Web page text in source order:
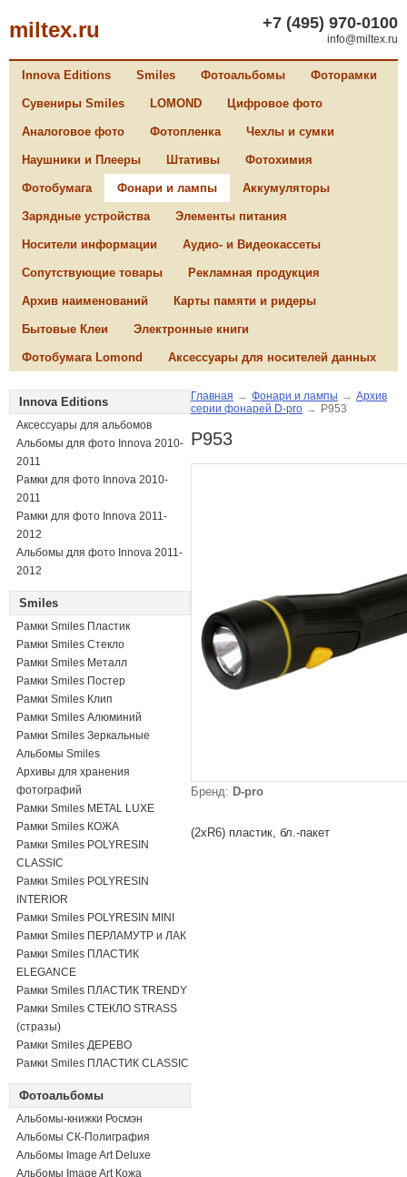
miltex.ru +7 (495) 970-0100
info@miltex.ru
Innova Editions Smiles Фотоальбомы Фоторамки
Сувениры Smiles LOMOND Цифровое фото
Аналоговое фото Фотопленка Чехлы и сумки
Наушники и Плееры Штативы Фотохимия
Фотобумага Фонари и лампы Аккумуляторы
Зарядные устройства Элементы питания
Носители информации Аудио- и Видеокассеты
Сопутствующие товары Рекламная продукция
Архив наименований Карты памяти и ридеры
Бытовые Клеи Электронные книги
Фотобумага Lomond Аксессуары для носителей данных
Innova Editions
Аксессуары для альбомов
Альбомы для фото Innova 2010-
2011
Рамки для фото Innova 2010-
2011
Рамки для фото Innova 2011-
2012
Альбомы для фото Innova 2011-
2012
Smiles
Рамки Smiles Пластик
Рамки Smiles Стекло
Рамки Smiles Металл
Рамки Smiles Постер
Рамки Smiles Клип
Рамки Smiles Алюминий
Рамки Smiles Зеркальные
Альбомы Smiles
Архивы для хранения
фотографий
Рамки Smiles METAL LUXE
Рамки Smiles КОЖА
Рамки Smiles POLYRESIN
CLASSIC
Рамки Smiles POLYRESIN
INTERIOR
Рамки Smiles POLYRESIN MINI
Рамки Smiles ПЕРЛАМУТР и ЛАК
Рамки Smiles ПЛАСТИК
ELEGANCE
Рамки Smiles ПЛАСТИК TRENDY
Рамки Smiles СТЕКЛО STRASS
(стразы)
Рамки Smiles ДЕРЕВО
Рамки Smiles ПЛАСТИК CLASSIC
Фотоальбомы
Альбомы-книжки Росмэн
Альбомы СК-Полиграфия
Альбомы Image Art Deluxe
Альбомы Image Art Кожа
Главная → Фонари и лампы → Архив
серии фонарей D-pro → P953
P953
Бренд: D-pro
(2xR6) пластик, бл.-пакет